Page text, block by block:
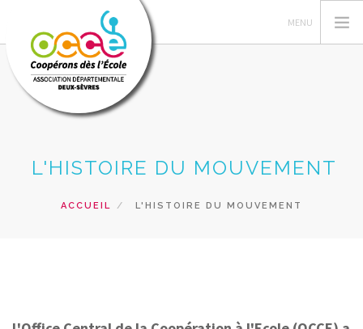
GERER SA COOPERATIVE
L'HISTOIRE DU MOUVEMENT
ACCUEIL L'HISTOIRE DU MOUVEMENT